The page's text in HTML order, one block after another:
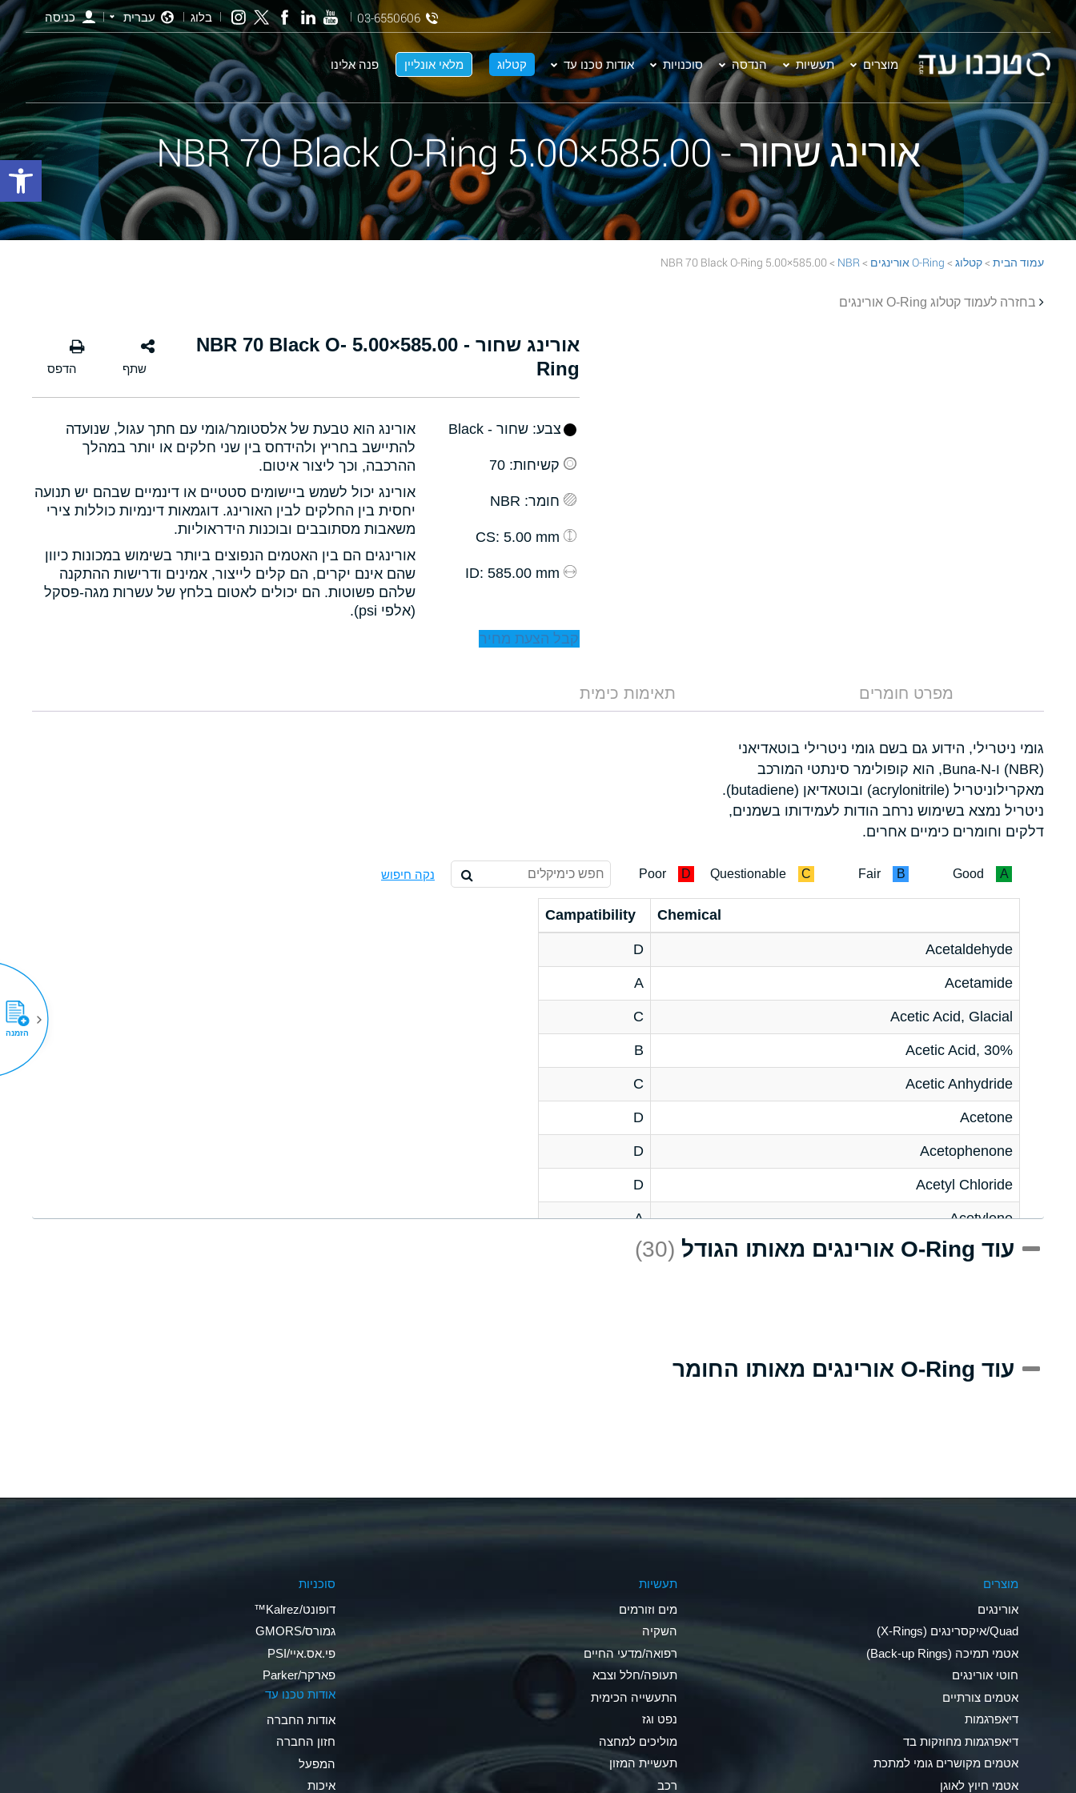
מוצרים תעשיות הנדסה סוכנויות אודות טכנו עד קטלוג מלאי אונליין פנה אלינו
03-6550606 בלוג עברית כניסה
אורינג שחור - 585.00×5.00 NBR 70 Black O-Ring
עמוד הבית >קטלוג > O-Ring אורינגים >
NBR
> 585.00×5.00 NBR 70 Black O-Ring
בחזרה לעמוד קטלוג O-Ring אורינגים
אורינג שחור - 585.00×5.00 NBR 70 Black O-
Ring
אורינג הוא טבעת של אלסטומר/גומי עם חתך עגול, שנועדה
להתיישב בחריץ ולהידחס בין שני חלקים או יותר במהלך
ההרכבה, וכך ליצור איטום.
אורינג יכול לשמש ביישומים סטטיים או דינמיים שבהם יש תנועה
יחסית בין החלקים לבין האורינג. דוגמאות דינמיות כוללות צירי
משאבות מסתובבים ובוכנות הידראוליות.
אורינגים הם בין האטמים הנפוצים ביותר בשימוש במכונות כיוון
שהם אינם יקרים, הם קלים לייצור, אמינים ודרישות ההתקנה
שלהם פשוטות. הם יכולים לאטום בלחץ של עשרות מגה-פסקל
(אלפי psi).
צבע: שחור - Black
קשיחות: 70
חומר: NBR
: 5.00 mm
: 585.00 mm
קבל הצעת מחיר
מפרט חומרים תאימות כימית
גומי ניטרילי, הידוע גם בשם גומי ניטרילי בוטאדיאני
(NBR) ו-Buna-N, הוא קופולימר סינתטי המורכב
מאקרילוניטריל (acrylonitrile) ובוטאדיאן (butadiene).
ניטריל נמצא בשימוש נרחב הודות לעמידותו בשמנים,
דלקים וחומרים כימיים אחרים.
A
Good
B
Fair
C
Questionable
D
Poor נקה חיפוש
Chemical
Campatibility
Acetaldehyde
D
Acetamide
A
Acetic Acid, Glacial
C
Acetic Acid, 30%
B
Acetic Anhydride
C
Acetone
D
Acetophenone
D
Acetyl Chloride
D
Acetylene
A
Acrlylonitrile
D
Aluminum Acetate (Aqueous)
Ammonia Anhydrous
B
Ammonia Gas (hot)
D
Ammonium Carbonate (Aqueous)
Ammonium Chloride (Aqueous)
A
Ammonium Hydroxide (conc.)
D
Ammonium Nitrate (Aqueous)
עוד O-Ring אורינגים מאותו הגודל (30)
עוד O-Ring אורינגים מאותו החומר
מוצרים
אורינגים
Quad/איקסרינגים (X-Rings)
אטמי תמיכה (Back-up Rings)
חוטי אורינגים
אטמים צורתיים
דיאפרגמות
דיאפרגמות מחוזקות בד
אטמים מקושרים גומי למתכת
אטמי חיוץ לאוגן
תעשיות
מים וזורמים
השקיה
רפואה/מדעי החיים
תעופה/חלל וצבא
התעשייה הכימית
נפט וגז
מוליכים למחצה
תעשיית המזון
רכב
סוכניות
דופונט/Kalrez™
גמורס/GMORS
פי.אס.איי/PSI
פארקר/Parker
אודות טכנו עד
אודות החברה
חזון החברה
המפעל
איכות
הזמנה
פתח